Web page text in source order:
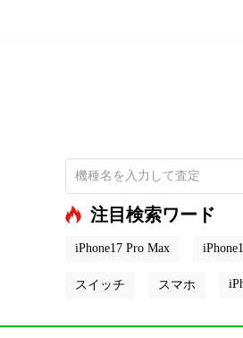
注目検索ワード
iPhone17 Pro Max
スイッチ スマホ